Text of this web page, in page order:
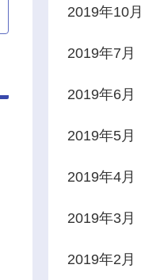
2019年10月
2019年7月
2019年6月
2019年5月
2019年4月
2019年3月
2019年2月